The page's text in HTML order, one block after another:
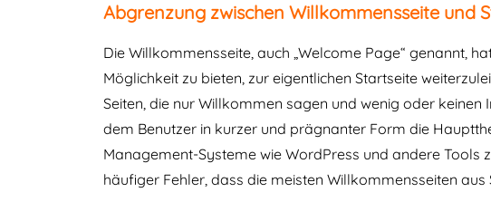
Abgrenzung zwischen Willkommensseite und
Die Willkommensseite, auch „Welcome Page“ genannt,
Möglichkeit zu bieten, zur eigentlichen Startseite
Seiten, die nur Willkommen sagen und wenig oder
dem Benutzer in kurzer und prägnanter Form die
Management-Systeme wie WordPress und andere Tools
häufiger Fehler, dass die meisten Willkommensseiten aus